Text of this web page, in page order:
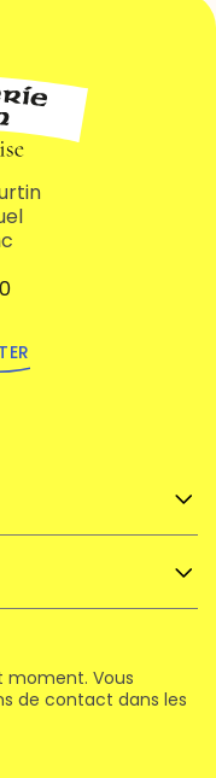
moment. Vous
de contact dans les